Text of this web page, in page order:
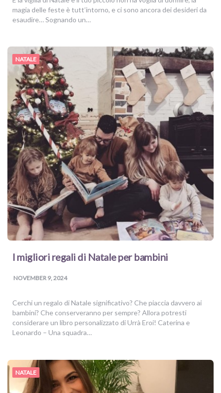
magia delle feste è tutt’intorno, e ci sono ancora dei desideri da
esaudire… Sognando un…
NATALE
I migliori regali di Natale per bambini
NOVEMBER 9, 2024
Cerchi un regalo di Natale significativo? Che piaccia davvero ai
bambini? Che conserveranno per sempre? Allora potresti
considerare un libro personalizzato di Urrà Eroi! Caterina e
Leonardo – Una squadra…
NATALE